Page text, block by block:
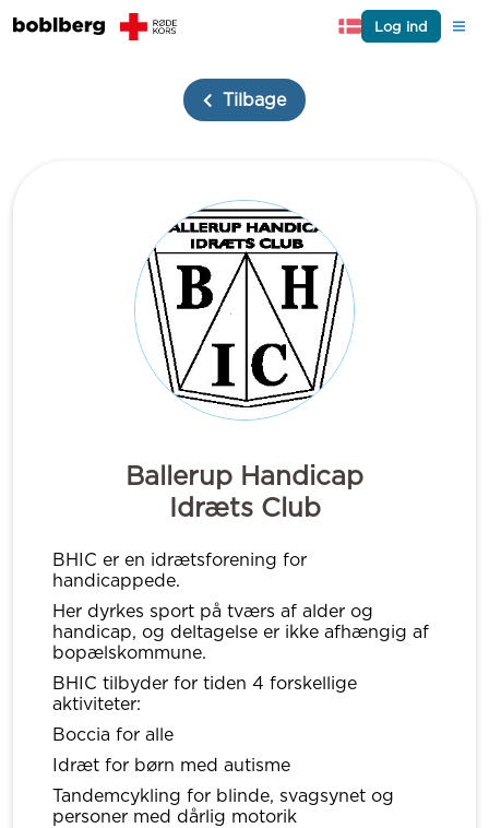
Log ind
Tilbage
Ballerup Handicap
Idræts Club
BHIC er en idrætsforening for
handicappede.
Her dyrkes sport på tværs af alder og
handicap, og deltagelse er ikke afhængig af
bopælskommune.
BHIC tilbyder for tiden 4 forskellige
aktiviteter:
Boccia for alle
Idræt for børn med autisme
Tandemcykling for blinde, svagsynet og
personer med dårlig motorik